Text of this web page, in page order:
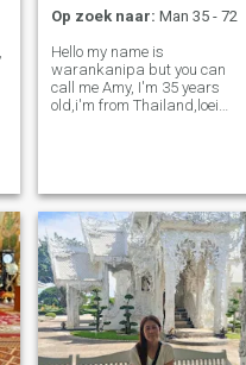
Op zoek naar: Man 35 - 72
Hello my name is
warankanipa but you can
call me Amy, I'm 35 years
old,i'm from Thailand,loei
person,honor , honest,i don't
smoke ,drink g